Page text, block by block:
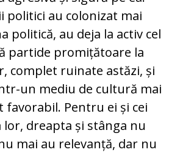
politici au colonizat mai
politică, au deja la activ cel
partide promițătoare la
complet ruinate astăzi, și
un mediu de cultură mai
favorabil. Pentru ei și cei
lor, dreapta și stânga nu
mai au relevanță, dar nu